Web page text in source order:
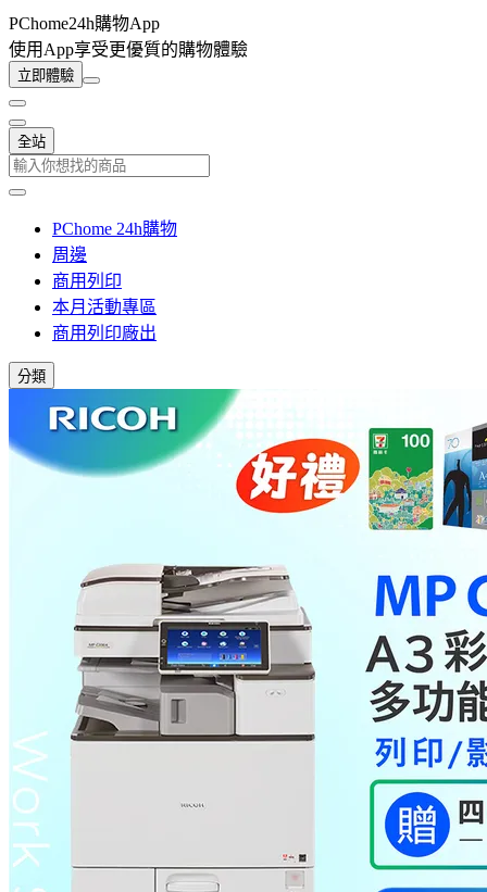
PChome24h購物App
使用App享受更優質的購物體驗
立即體驗
全站
PChome 24h購物
周邊
商用列印
本月活動專區
商用列印廠出
分類